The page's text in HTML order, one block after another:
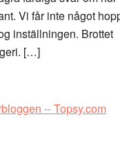
Vi får inte något
inställningen. Brottet
[…]
-- Topsy.com